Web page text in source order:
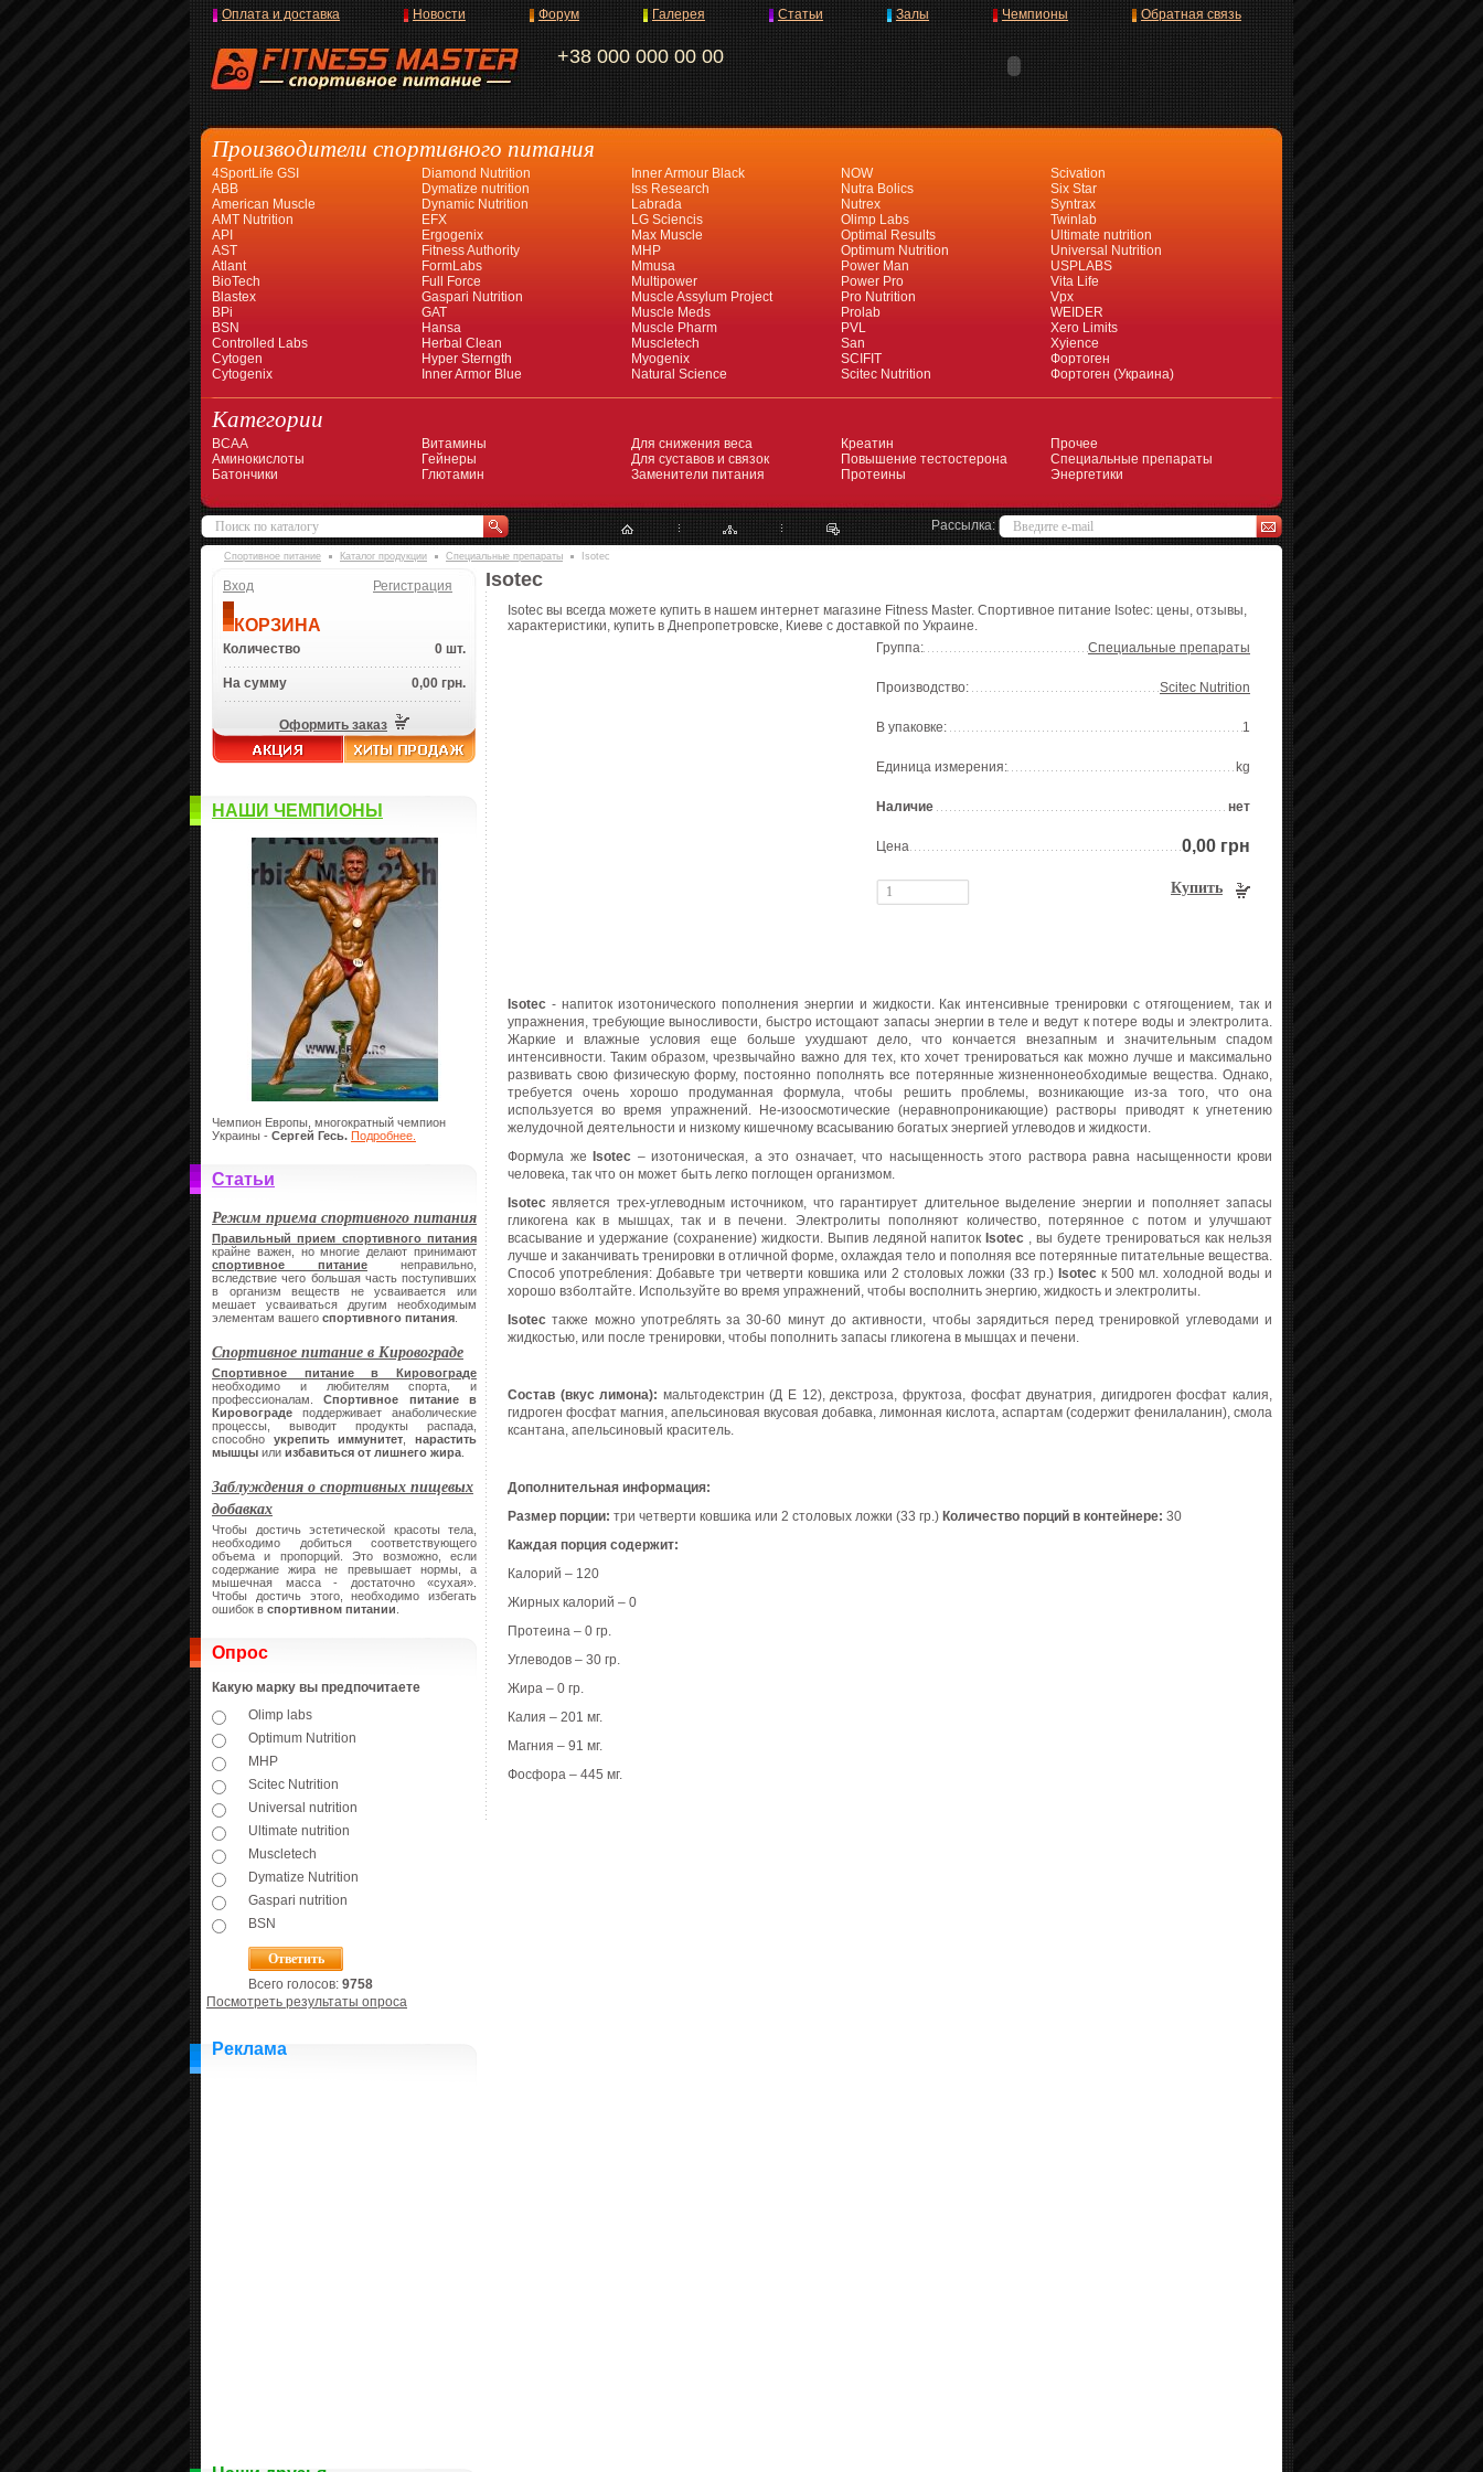
+38 000 000 00 00
Оплата и доставка Новости Форум Галерея Статьи Залы Чемпионы Обратная связь
Производители спортивного питания
4SportLife GSI
ABB
American Muscle
AMT Nutrition
API
AST
Atlant
BioTech
Blastex
BPi
BSN
Controlled Labs
Cytogen
Cytogenix
Diamond Nutrition
Dymatize nutrition
Dynamic Nutrition
EFX
Ergogenix
Fitness Authority
FormLabs
Full Force
Gaspari Nutrition
GAT
Hansa
Herbal Clean
Hyper Sterngth
Inner Armor Blue
Inner Armour Black
Iss Research
Labrada
LG Sciencis
Max Muscle
MHP
Mmusa
Multipower
Muscle Assylum Project
Muscle Meds
Muscle Pharm
Muscletech
Myogenix
Natural Science
NOW
Nutra Bolics
Nutrex
Olimp Labs
Optimal Results
Optimum Nutrition
Power Man
Power Pro
Pro Nutrition
Prolab
PVL
San
SCIFIT
Scitec Nutrition
Scivation
Six Star
Syntrax
Twinlab
Ultimate nutrition
Universal Nutrition
USPLABS
Vita Life
Vpx
WEIDER
Xero Limits
Xyience
Фортоген
Фортоген (Украина)
Категории
BCAA
Аминокислоты
Батончики
Витамины
Гейнеры
Глютамин
Для снижения веса
Для суставов и связок
Заменители питания
Креатин
Повышение тестостерона
Протеины
Прочее
Специальные препараты
Энергетики
Рассылка:
Спортивное питание Каталог продукции Специальные препараты Isotec
Вход Регистрация
КОРЗИНА
Количество 0 шт.
На сумму 0,00 грн.
Оформить заказ
НАШИ ЧЕМПИОНЫ
Чемпион Европы, многократный чемпион
Украины - Сергей Гесь. Подробнее.
Статьи
Режим приема спортивного питания
Правильный прием спортивного питания
крайне важен, но многие делают принимают
спортивное питание неправильно,
вследствие чего большая часть поступивших
в организм веществ не усваивается или
мешает усваиваться другим необходимым
элементам вашего спортивного питания
Спортивное питание в Кировограде
Спортивное питание в Кировограде
необходимо и любителям спорта, и
профессионалам.Спортивное питание в
Кировограде поддерживает анаболические
процессы, выводит продукты распада,
способно укрепить иммунитет ,нарастить
мышцы или избавиться от лишнего жира
Заблуждения о спортивных пищевых
добавках
Чтобы достичь эстетической красоты тела,
необходимо добиться соответствующего
объема и пропорций. Это возможно, если
содержание жира не превышает нормы, а
мышечная масса - достаточно «сухая».
Чтобы достичь этого, необходимо избегать
ошибок в спортивном питании
Опрос
Какую марку вы предпочитаете
Olimp labs
Optimum Nutrition
MHP
Scitec Nutrition
Universal nutrition
Ultimate nutrition
Muscletech
Dymatize Nutrition
Gaspari nutrition
BSN
Всего голосов: 9758
Посмотреть результаты опроса
Реклама
Isotec
Isotec вы всегда можете купить в нашем интернет магазине Fitness Master. Спортивное питание Isotec: цены, отзывы,
характеристики, купить в Днепропетровске, Киеве с доставкой по Украине.
Группа:
Специальные препараты
Производство: Scitec Nutrition
В упаковке: 1
Единица измерения: kg
Наличие нет
Цена 0,00 грн
Купить
Isotec - напиток изотонического пополнения энергии и жидкости. Как интенсивные тренировки с отягощением, так и
упражнения, требующие выносливости, быстро истощают запасы энергии в теле и ведут к потере воды и электролита.
Жаркие и влажные условия еще больше ухудшают дело, что кончается внезапным и значительным спадом
интенсивности. Таким образом, чрезвычайно важно для тех, кто хочет тренироваться как можно лучше и максимально
развивать свою физическую форму, постоянно пополнять все потерянные жизненнонеобходимые вещества. Однако,
требуется очень хорошо продуманная формула, чтобы решить проблемы, возникающие из-за того, что она
используется во время упражнений. Не-изоосмотические (неравнопроникающие) растворы приводят к угнетению
желудочной деятельности и низкому кишечному всасыванию богатых энергией углеводов и жидкости.
Формула же
Isotec – изотоническая, а это означает, что насыщенность этого раствора равна насыщенности крови
человека, так что он может быть легко поглощен организмом.
Isotecявляется трех-углеводным источником, что гарантирует длительное выделение энергии и пополняет запасы
гликогена как в мышцах, так и в печени. Электролиты пополняют количество, потерянное с потом и улучшают
всасывание и удержание (сохранение) жидкости. Выпив ледяной напиток Isotec , вы будете тренироваться как нельзя
лучше и заканчивать тренировки в отличной форме, охлаждая тело и пополняя все потерянные питательные вещества.
Способ употребления: Добавьте три четверти ковшика или 2 столовых ложки (33 гр.) Isotec к 500 мл. холодной воды и
хорошо взболтайте. Используйте во время упражнений, чтобы восполнить энергию, жидкость и электролиты.
Isotecтакже можно употреблять за 30-60 минут до активности, чтобы зарядиться перед тренировкой углеводами и
жидкостью, или после тренировки, чтобы пополнить запасы гликогена в мышцах и печени.
Состав (вкус лимона): мальтодекстрин (Д Е 12), декстроза, фруктоза, фосфат двунатрия, дигидроген фосфат калия,
гидроген фосфат магния, апельсиновая вкусовая добавка, лимонная кислота, аспартам (содержит фенилаланин), смола
ксантана, апельсиновый краситель.
Дополнительная информация:
Размер порции: три четверти ковшика или 2 столовых ложки (33 гр.) Количество порций в контейнере: 30
Каждая порция содержит:
Калорий – 120
Жирных калорий – 0
Протеина – 0 гр.
Углеводов – 30 гр.
Жира – 0 гр.
Калия – 201 мг.
Магния – 91 мг.
Фосфора – 445 мг.